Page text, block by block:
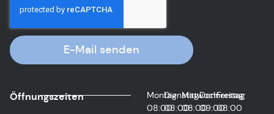
E-Mail senden
Öffnungszeiten
Montag
08:00
Dienstag
08:00
Mittwoch
08:00
Donnerstag
09:00
Freitag
08:00